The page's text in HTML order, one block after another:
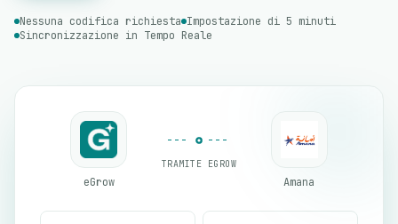
Nessuna codifica richiesta Impostazione di 5 minuti
Sincronizzazione in Tempo Reale
eGrow
TRAMITE EGROW
Amana